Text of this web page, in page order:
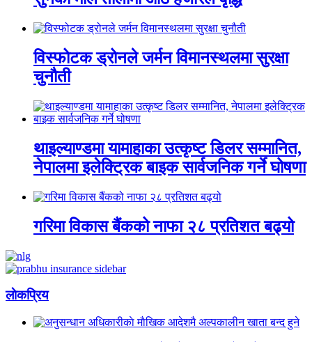
विस्फोटक ड्रोनले जर्मन विमानस्थलमा सुरक्षा
चुनौती
थाइल्याण्डमा यामाहाका उत्कृष्ट डिलर सम्मानित,
नेपालमा इलेक्ट्रिक बाइक सार्वजनिक गर्ने घोषणा
गरिमा विकास बैंकको नाफा २८ प्रतिशत बढ्यो
लाेकप्रिय